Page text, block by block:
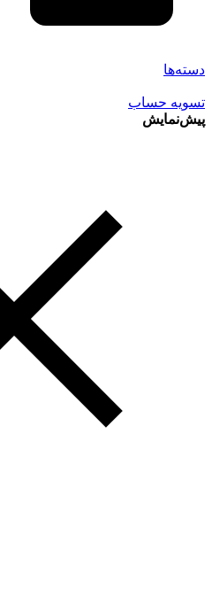
دسته‌ها
تسویه حساب
پیش‌نمایش